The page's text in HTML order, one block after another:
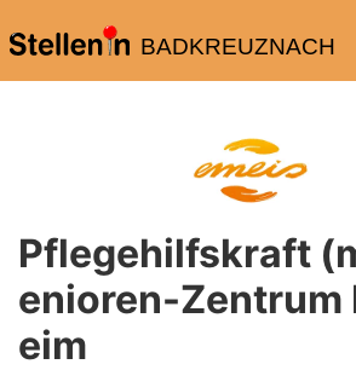
BADKREUZNACH
Pflegehilfskraft
enioren-Zentrum
eim